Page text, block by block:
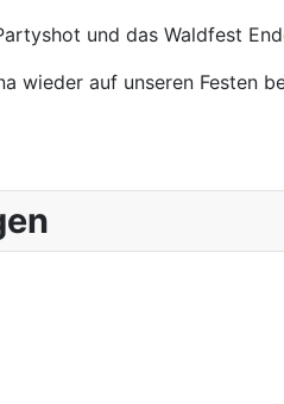
und das Waldfest
wieder auf unseren Festen